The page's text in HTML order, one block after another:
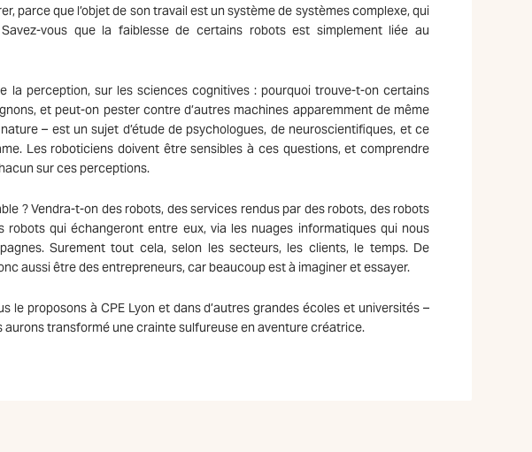
parce que l’objet de son travail est un système de systèmes complexe, qui
vous que la faiblesse de certains robots est simplement liée au
la perception, sur les sciences cognitives : pourquoi trouve-t-on certains
et peut-on pester contre d’autres machines apparemment de même
– est un sujet d’étude de psychologues, de neuroscientifiques, et ce
Les roboticiens doivent être sensibles à ces questions, et comprendre
sur ces perceptions.
? Vendra-t-on des robots, des services rendus par des robots, des robots
qui échangeront entre eux, via les nuages informatiques qui nous
Surement tout cela, selon les secteurs, les clients, le temps. De
aussi être des entrepreneurs, car beaucoup est à imaginer et essayer.
le proposons à CPE Lyon et dans d’autres grandes écoles et universités –
aurons transformé une crainte sulfureuse en aventure créatrice.